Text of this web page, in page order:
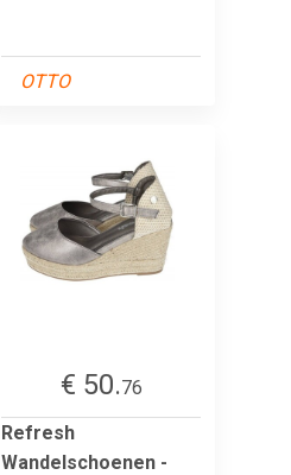
OTTO
€ 50.76
Refresh
Wandelschoenen -